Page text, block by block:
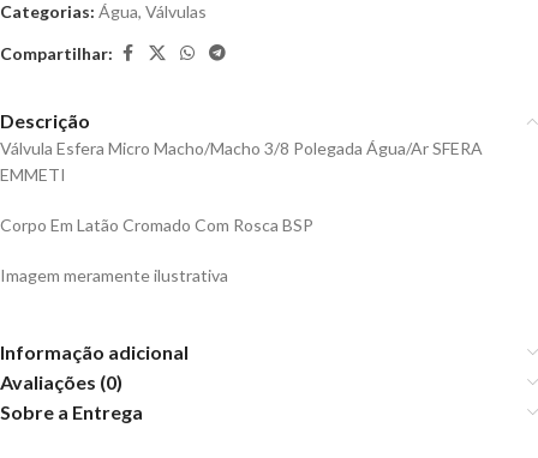
Categorias: Água, Válvulas
Compartilhar:
Descrição
Válvula Esfera Micro Macho/Macho 3/8 Polegada Água/Ar SFERA
EMMETI
Corpo Em Latão Cromado Com Rosca BSP
Imagem meramente ilustrativa
Informação adicional
Avaliações (0)
Sobre a Entrega